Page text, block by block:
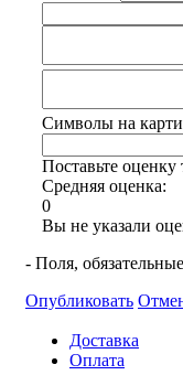
Символы на
Поставьте оценку
Средняя оценка:
0
Вы не указали
- Поля,
Опубликовать
Доставка
Оплата